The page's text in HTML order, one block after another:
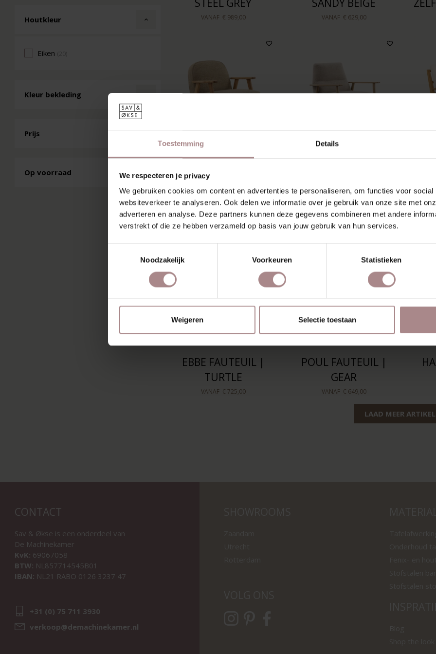
Toestemming Details
We respecteren je privacy
We gebruiken cookies om content en advertenties te personaliseren, om functies voor
websiteverkeer te analyseren. Ook delen we informatie over je gebruik van onze site met
adverteren en analyse. Deze partners kunnen deze gegevens combineren met andere
verstrekt of die ze hebben verzameld op basis van jouw gebruik van hun services.
Noodzakelijk
Voorkeuren Statistieken
Weigeren Selectie toestaan
Houtkleur
Eiken
Kleur bekleding
Prijs
Op voorraad
VANAF € 989,00 VANAF € 629,00
EBBE FAUTEUIL |
MUSTARD
VANAF € 725,00
BEIGE
VANAF€ 989,00
EBBE FAUTEUIL |
TURTLE
VANAF € 725,00
POUL FAUTEUIL |
GEAR
VANAF € 649,00
LAAD MEER
CONTACT
Sav & Økse is een onderdeel van
De Machinekamer
KvK: 69067058
BTW: NL857714545B01
IBAN: NL21 RABO 0126 3237 47
+31 (0) 75 711 3930
verkoop@demachinekamer.nl